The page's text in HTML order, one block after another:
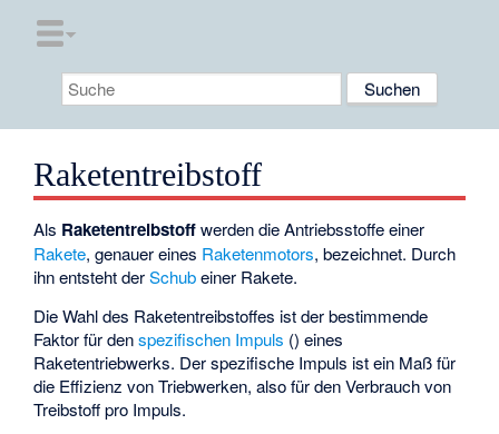
Raketentreibstoff
Als Raketentreibstoffwerden die Antriebsstoffe einer
Rakete, genauer eines Raketenmotors, bezeichnet. Durch
ihn entsteht derSchubeiner Rakete.
Die Wahl des Raketentreibstoffes ist der bestimmende
Faktor für denspezifischen Impuls () eines
Raketentriebwerks. Der spezifische Impuls ist ein Maß für
die Effizienz von Triebwerken, also für den Verbrauch von
Treibstoff pro Impuls.